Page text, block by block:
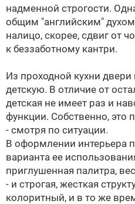
надменной строгости.
общим "английским" духом
налицо, скорее, сдвиг от
к беззаботному кантри.
Из проходной кухни
детскую. В отличие от
детская не имеет раз и
функции. Собственно, это
- смотря по ситуации.
В оформлении интерьера
варианта ее
приглушенная палитра,
- и строгая, жесткая
колоритный, и в то же